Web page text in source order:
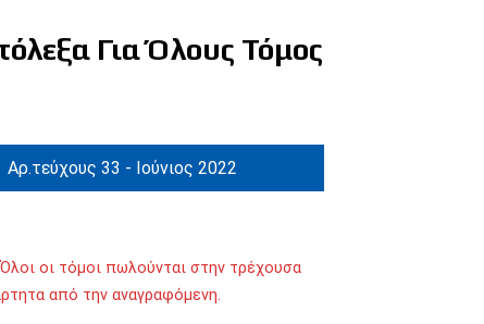
Για Όλους Τόμος
Αρ.τεύχους 33 - Ιούνιος 2022
οι τόμοι πωλούνται στην τρέχουσα
από την αναγραφόμενη.